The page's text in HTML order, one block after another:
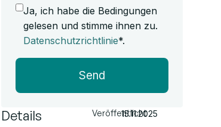
Ja, ich habe die Bedingungen
gelesen und stimme ihnen zu.
Datenschutzrichtlinie*.
Send
Details
Veröffentlicht
15.11.2025